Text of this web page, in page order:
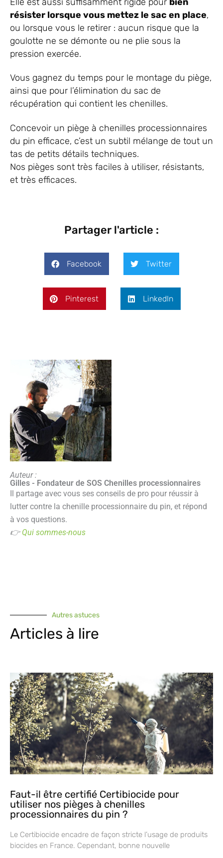
résister lorsque vous mettez le sac en place,
ou lorsque vous le retirer : aucun risque que la
goulotte ne se démonte ou ne plie sous la
pression exercée.
Vous gagnez du temps pour le montage du piège,
ainsi que pour l’élimination du sac de
récupération qui contient les chenilles.
Concevoir un piège à chenilles processionnaires
du pin efficace, c’est un subtil mélange de tout un
tas de petits détails techniques.
Nos pièges sont très faciles à utiliser, résistants,
et très efficaces.
Partager l'article :
Facebook Twitter
Pinterest LinkedIn
Auteur :
Gilles - Fondateur de SOS Chenilles processionnaires
Il partage avec vous ses conseils de pro pour réussir à
lutter contre la chenille processionnaire du pin, et répond
à vos questions.
👉 Qui sommes-nous
Autres astuces
Articles à lire
Faut-il être certifié Certibiocide pour
utiliser nos pièges à chenilles
processionnaires du pin ?
Le Certibiocide encadre de façon stricte l’usage de produits
biocides en France. Cependant, bonne nouvelle